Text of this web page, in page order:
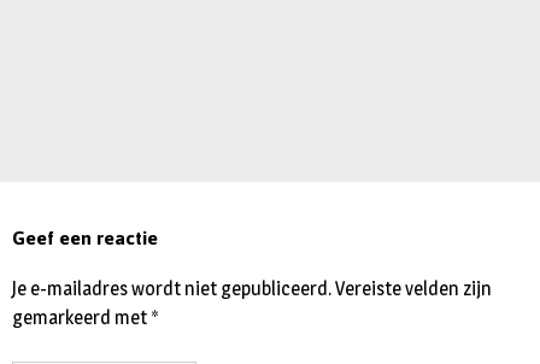
Geef een reactie
Je e-mailadres wordt niet gepubliceerd.Vereiste velden zijn
gemarkeerd met *